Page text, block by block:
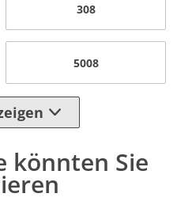
308
5008
könnten Sie